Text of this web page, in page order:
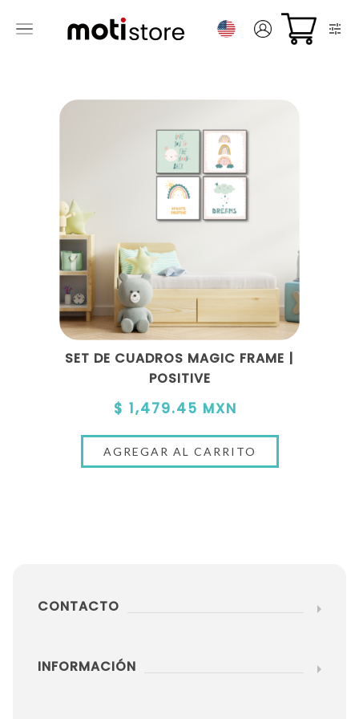
SET DE CUADROS MAGIC FRAME |
POSITIVE
$ 1,479.45 MXN
CONTACTO
INFORMACIÓN